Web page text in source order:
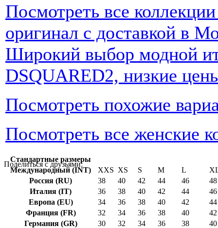
Посмотреть все
оригинал с доставкой в
Широкий выбор модной
DSQUARED2, низкие
Посмотреть похожие
Посмотреть все женские
Поделиться с друзьями:
Стандартные размеры
Международный (INT)
XXS XS S M L
Россия (RU)
38 40 42 44 46
48
Италия (IT)
36 38 40 42 44
46
Европа (EU)
34 36 38 40 42
44
Франция (FR)
32 34 36 38 40
42
Германия (GR)
30 32 34 36 38
40